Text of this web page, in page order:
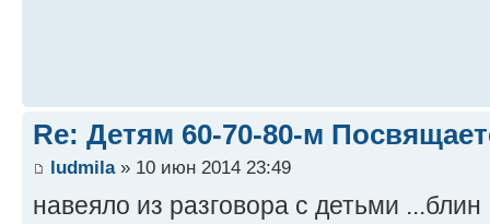
Re: Детям 60-70-80-м
ludmila» 10 июн 2014 23:49
навеяло из разговора с детьми ...блин